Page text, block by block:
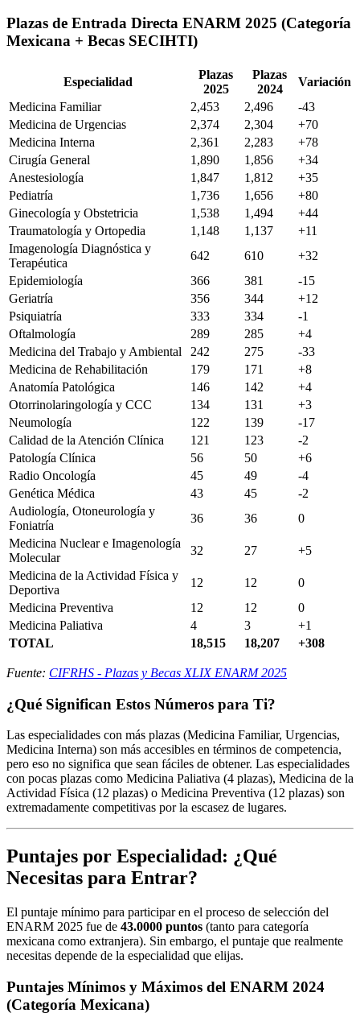
Plazas de Entrada Directa ENARM 2025 (Categoría
Mexicana + Becas SECIHTI)
Especialidad
Plazas
2025
Plazas
2024
Variación
Medicina Familiar
2,453 2,496
-43
Medicina de Urgencias
2,374 2,304
+70
Medicina Interna
2,361 2,283
+78
Cirugía General
1,890 1,856
+34
Anestesiología
1,847 1,812
+35
Pediatría
1,736 1,656
+80
Ginecología y Obstetricia
1,538 1,494
+44
Traumatología y Ortopedia
1,148 1,137
+11
Imagenología Diagnóstica y
Terapéutica
642 610
+32
Epidemiología
366 381
-15
Geriatría
356 344
+12
Psiquiatría
333 334
-1
Oftalmología
289 285
+4
Medicina del Trabajo y Ambiental
242 275
-33
Medicina de Rehabilitación
179 171
+8
Anatomía Patológica
146 142
+4
Otorrinolaringología y CCC
134 131
+3
Neumología
122 139
-17
Calidad de la Atención Clínica
121 123
-2
Patología Clínica
56 50
+6
Radio Oncología
45 49
-4
Genética Médica
43 45
-2
Audiología, Otoneurología y
Foniatría
36 36
0
Medicina Nuclear e Imagenología
Molecular
32 27
+5
Medicina de la Actividad Física y
Deportiva
12 12
0
Medicina Preventiva
12 12
0
Medicina Paliativa
4 3
+1
TOTAL
18,515 18,207 +308
Fuente: CIFRHS - Plazas y Becas XLIX ENARM 2025
¿Qué Significan Estos Números para Ti?
Las especialidades con más plazas (Medicina Familiar, Urgencias,
Medicina Interna) son más accesibles en términos de competencia,
pero eso no significa que sean fáciles de obtener. Las especialidades
con pocas plazas como Medicina Paliativa (4 plazas), Medicina de la
Actividad Física (12 plazas) o Medicina Preventiva (12 plazas) son
extremadamente competitivas por la escasez de lugares.
Puntajes por Especialidad: ¿Qué
Necesitas para Entrar?
El puntaje mínimo para participar en el proceso de selección del
ENARM 2025 fue de 43.0000 puntos (tanto para categoría
mexicana como extranjera). Sin embargo, el puntaje que realmente
necesitas depende de la especialidad que elijas.
Puntajes Mínimos y Máximos del ENARM 2024
(Categoría Mexicana)